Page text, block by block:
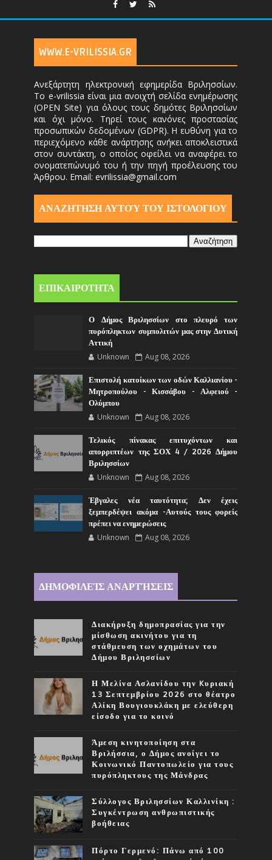
WWW.E-VRILISSIA.GR
Ανεξάρτητη ηλεκτρονική εφημερίδα Βριλησσίων.
Το e-vrilissia είναι μια ανοιχτή σελίδα ενημέρωσης
(OPEN Site) για όλους τους δημότες Βριλησσίων
και όχι μόνο. Τηρεί τους κανόνες προστασίας
προσωπικών δεδομένων (GDPR). Η ευθύνη για το
περιεχόμενο κάθε ανάρτησης ανήκει αποκλειστικά
στον συντάκτη, ο οποίος οφείλει να αναφέρει το
ονοματεπώνυμό του ή την πηγή προέλευσης του
Άρθρου. Email: evrilissia@gmail.com
ΑΝΑΖΗΤΗΣΗ ΑΥΤΟΎ ΤΟΥ ΙΣΤΟΛΟΓΙΟΥ
ΕΠΙΚΑΙΡΟΤΗΤΑ
Ο Δήμος Βριλησσίων στο πλευρό των
πυρόπληκτων συμπολιτών μας στην Δυτική
Αττική
Unknown Aug 08, 2026
Επιστολή κατοίκων των οδών Καλλιανίου -
Μητροπούλου - Κισσάβου - Αλφειού -
Ολύμπου
Unknown Aug 08, 2026
Τελικός πίνακας επιτυχόντων και
απορριπτέων της ΣΟΧ 4 / 2026 Δήμου
Βριλησσίων
Unknown Aug 08, 2026
Έβγαλες νέα ταυτότητα; Δεν έχεις
ξεμπερδέψει ακόμα -Αυτούς τους φορείς
πρέπει να ενημερώσεις
Unknown Aug 08, 2026
ΔΗΜΟΦΙΛΕΊΣ ΑΝΑΡΤΉΣΕΙΣ
Διακήρυξη δημοπρασίας για την
μίσθωση ακινήτου για τη
στάθμευση των οχημάτων του
Δήμου Βριλησσίων
Η Μελίνα Ασλανίδου την Kυριακή
13 Σεπτεμβρίου 2026 στο θέατρο
Αλίκη Βουγιουκλάκη με ελεύθερη
είσοδο για το κοινό
Άμεση κινητοποίηση στα
Βριλήσσια, ο Δήμος ανοίγει το
Κοινωνικό Παντοπωλείο για τους
πυρόπληκτους της Μάνδρας
Σύλλογος Βριλησσίων Καλλινίκη :
Συγκέντρωση ανθρωπιστικής
βοήθειας
Πόρτο Γερμενό: Πάνω από 100